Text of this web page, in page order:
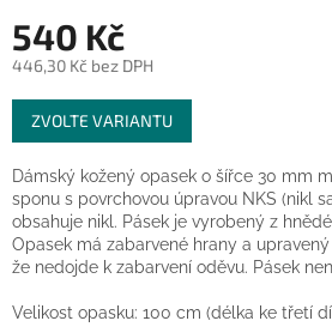
540 Kč
446,30 Kč bez DPH
Měrná
cena:
ZVOLTE VARIANTU
Dámský kožený opasek o šířce 30 mm
sponu s povrchovou úpravou NKS (nikl
obsahuje nikl. Pásek je vyrobený z
Opasek má zabarvené hrany a
že nedojde k zabarvení oděvu. Pásek
Velikost opasku: 100 cm (délka ke třetí